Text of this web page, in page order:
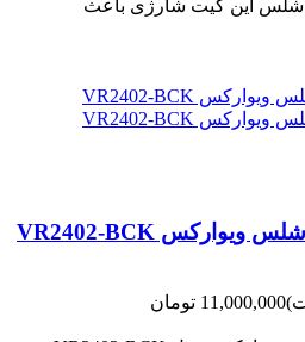
این کیت شارژی باعث
11,000,000 تومان